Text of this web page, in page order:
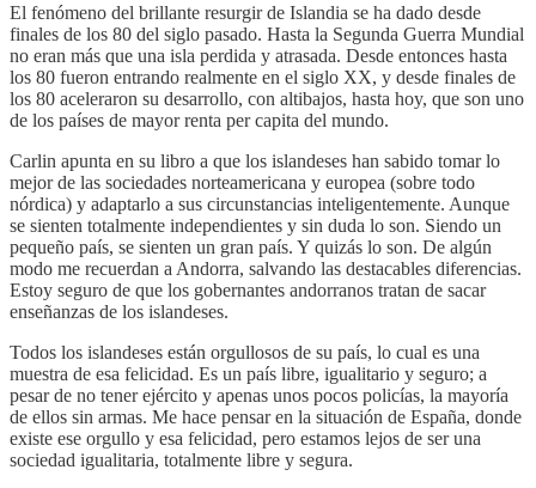
El fenómeno del brillante resurgir de Islandia se ha dado desde
finales de los 80 del siglo pasado. Hasta la Segunda Guerra Mundial
no eran más que una isla perdida y atrasada. Desde entonces hasta
los 80 fueron entrando realmente en el siglo XX, y desde finales de
los 80 aceleraron su desarrollo, con altibajos, hasta hoy, que son uno
de los países de mayor renta per capita del mundo.
Carlin apunta en su libro a que los islandeses han sabido tomar lo
mejor de las sociedades norteamericana y europea (sobre todo
nórdica) y adaptarlo a sus circunstancias inteligentemente. Aunque
se sienten totalmente independientes y sin duda lo son. Siendo un
pequeño país, se sienten un gran país. Y quizás lo son. De algún
modo me recuerdan a Andorra, salvando las destacables diferencias.
Estoy seguro de que los gobernantes andorranos tratan de sacar
enseñanzas de los islandeses.
Todos los islandeses están orgullosos de su país, lo cual es una
muestra de esa felicidad. Es un país libre, igualitario y seguro; a
pesar de no tener ejército y apenas unos pocos policías, la mayoría
de ellos sin armas. Me hace pensar en la situación de España, donde
existe ese orgullo y esa felicidad, pero estamos lejos de ser una
sociedad igualitaria, totalmente libre y segura.